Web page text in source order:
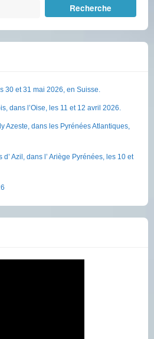
30 et 31 mai 2026, en Suisse.
dans l’Oise, les 11 et 12 avril 2026.
Azeste, dans les Pyrénées Atlantiques,
Azil, dans l’ Ariège Pyrénées, les 10 et